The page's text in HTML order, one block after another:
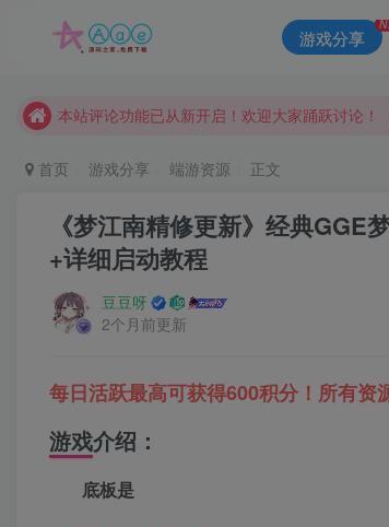
游戏分享
请勿相信任何评论区广告！以免上当受骗！
本网站的文章部分内容可能来源于网络，仅供大
本站资源大多存储在云盘，如发现链接失效，
本站一律禁止以任何方式发布或转载任何违法的
请勿相信任何评论区广告！以免上当受骗！
本网站的文章部分内容可能来源于网络，仅供
首页 游戏分享 端游资源 正文
《梦江南精修更新》经典
+详细启动教程
豆豆呀
2个月前更新
每日活跃最高可获得600积分！所有资
游戏介绍：
底板是